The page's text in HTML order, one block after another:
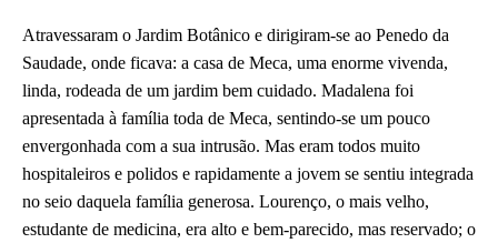
Atravessaram o Jardim Botânico e dirigiram-se ao Penedo da
Saudade, onde ficava: a casa de Meca, uma enorme vivenda,
linda, rodeada de um jardim bem cuidado. Madalena foi
apresentada à família toda de Meca, sentindo-se um pouco
envergonhada com a sua intrusão. Mas eram todos muito
hospitaleiros e polidos e rapidamente a jovem se sentiu integrada
no seio daquela família generosa. Lourenço, o mais velho,
estudante de medicina, era alto e bem-parecido, mas reservado; o